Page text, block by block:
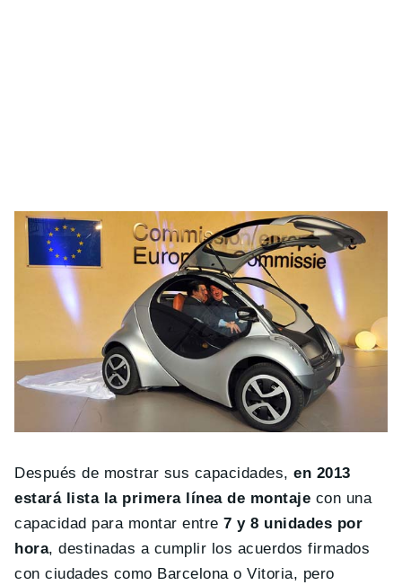
Después de mostrar sus capacidades,en 2013
estará lista la primera línea de montaje con una
capacidad para montar entre7 y 8 unidades por
hora, destinadas a cumplir los acuerdos firmados
con ciudades como Barcelona o Vitoria, pero